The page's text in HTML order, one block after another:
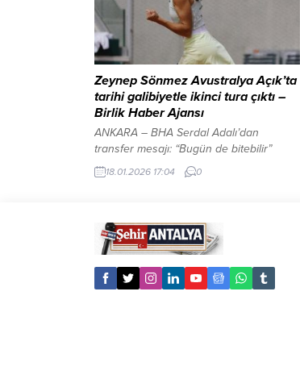
çalışmalarda öğrenciler, geleneksel halı
dokuma tekniklerini öğrenirken aynı
zamanda farklı motif ve desenlerle
özgün eserler ortaya koyuyor....
Zeynep Sönmez Avustralya Açık’ta
tarihi galibiyetle ikinci tura çıktı –
Birlik Haber Ajansı
ANKARA – BHA Serdal Adalı’dan
transfer mesajı: “Bugün de bitebilir”
İçeriği Görüntüle YAZI ARASI REKLAM
ALANI Dünya sıralamasında 112. sırada
tek kadınlar ilk turunda turnuvanın 11
numaralı seribaşı Alexandrova ile karşı
Wimbledon’da üçüncü turda mağlup
olduğu rakibine...
18.01.2026 17:04 0